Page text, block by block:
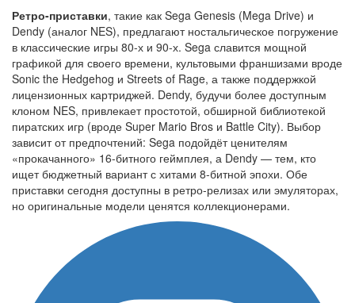
Ретро-приставки, такие как Sega Genesis (Mega Drive) и
Dendy (аналог NES), предлагают ностальгическое погружение
в классические игры 80-х и 90-х. Sega славится мощной
графикой для своего времени, культовыми франшизами вроде
Sonic the Hedgehog и Streets of Rage, а также поддержкой
лицензионных картриджей. Dendy, будучи более доступным
клоном NES, привлекает простотой, обширной библиотекой
пиратских игр (вроде Super Mario Bros и Battle City). Выбор
зависит от предпочтений: Sega подойдёт ценителям
«прокачанного» 16-битного геймплея, а Dendy — тем, кто
ищет бюджетный вариант с хитами 8-битной эпохи. Обе
приставки сегодня доступны в ретро-релизах или эмуляторах,
но оригинальные модели ценятся коллекционерами.